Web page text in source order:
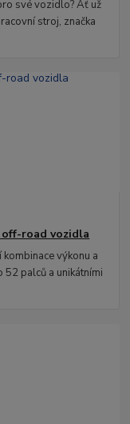
své vozidlo? Ať už
stroj, značka
road vozidla
výkonu a
palců a unikátními